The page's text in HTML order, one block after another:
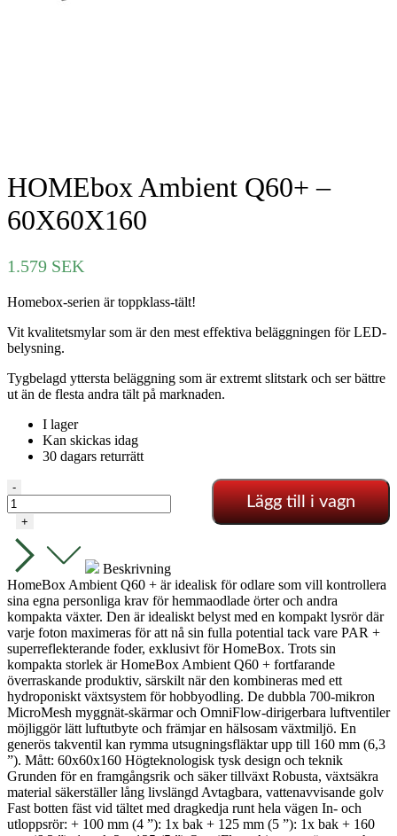
HOMEbox Ambient Q60+ –
60X60X160
1.579 SEK
Homebox-serien är toppklass-tält!
Vit kvalitetsmylar som är den mest effektiva beläggningen för LED-
belysning.
Tygbelagd yttersta beläggning som är extremt slitstark och ser bättre
ut än de flesta andra tält på marknaden.
I lager
Kan skickas idag
30 dagars returrätt
HOMEbox
Ambient
Q60+
60X60X160
mängd
-
+
Lägg till i vagn
Beskrivning
HomeBox Ambient Q60 + är idealisk för odlare som vill kontrollera
sina egna personliga krav för hemmaodlade örter och andra
kompakta växter. Den är idealiskt belyst med en kompakt lysrör där
varje foton maximeras för att nå sin fulla potential tack vare PAR +
superreflekterande foder, exklusivt för HomeBox. Trots sin
kompakta storlek är HomeBox Ambient Q60 + fortfarande
överraskande produktiv, särskilt när den kombineras med ett
hydroponiskt växtsystem för hobbyodling. De dubbla 700-mikron
MicroMesh myggnät-skärmar och OmniFlow-dirigerbara luftventiler
möjliggör lätt luftutbyte och främjar en hälsosam växtmiljö. En
generös takventil kan rymma utsugningsfläktar upp till 160 mm (6,3
”). Mått: 60x60x160 Högteknologisk tysk design och teknik
Grunden för en framgångsrik och säker tillväxt Robusta, växtsäkra
material säkerställer lång livslängd Avtagbara, vattenavvisande golv
Fast botten fäst vid tältet med dragkedja runt hela vägen In- och
utloppsrör: + 100 mm (4 ”): 1x bak + 125 mm (5 ”): 1x bak + 160